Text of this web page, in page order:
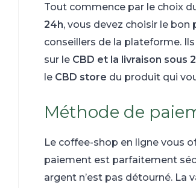
Tout commence par le choix
24h, vous devez choisir le
conseillers de la plateforme.
sur le CBD et la livraison sous
le CBD store du produit qui
Méthode de
Le coffee-shop en ligne vous
paiement est parfaitement
argent n’est pas détourné. La